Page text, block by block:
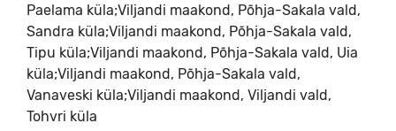
Paelama küla;Viljandi maakond, Põhja-Sakala vald,
Sandra küla;Viljandi maakond, Põhja-Sakala vald,
Tipu küla;Viljandi maakond, Põhja-Sakala vald, Uia
küla;Viljandi maakond, Põhja-Sakala vald,
Vanaveski küla;Viljandi maakond, Viljandi vald,
Tohvri küla